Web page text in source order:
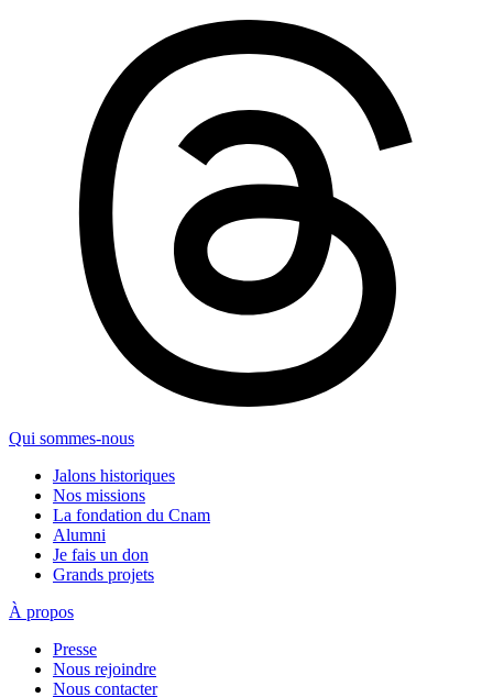
Qui sommes-nous
Jalons historiques
Nos missions
La fondation du Cnam
Alumni
Je fais un don
Grands projets
À propos
Presse
Nous rejoindre
Nous contacter